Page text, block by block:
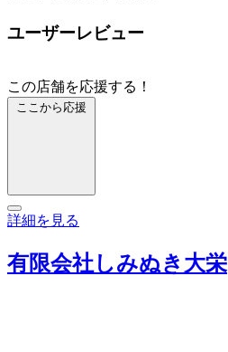
ユーザーレビュー
この店舗を応援する！
ここから応援
詳細を見る
有限会社しみぬき大栄